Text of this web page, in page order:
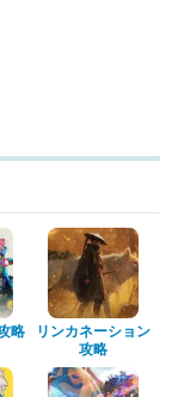
略
リンカネーション
攻略